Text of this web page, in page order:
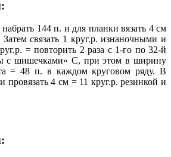
144 п. и для планки вязать 4 см
связать 1 круг.р. изнаночными и
= повторить 2 раза с 1-го по 32-й
с шишечками» С, при этом в ширину
= 48 п. в каждом круговом ряду. В
провязать 4 см = 11 круг.р. резинкой и